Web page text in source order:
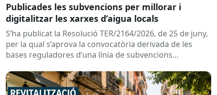
Publicades les subvencions per millorar i
digitalitzar les xarxes d’aigua locals
S’ha publicat la Resolució TER/2164/2026, de 25 de juny,
per la qual s’aprova la convocatòria derivada de les
bases reguladores d’una línia de subvencions